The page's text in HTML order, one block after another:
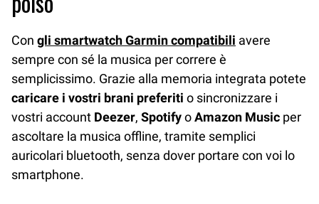
Con gli smartwatch Garmin compatibili avere
sempre con sé la musica per correre è
semplicissimo. Grazie alla memoria integrata potete
caricare i vostri brani preferiti o sincronizzare i
vostri account Deezer, SpotifyoAmazon Music per
ascoltare la musica offline, tramite semplici
auricolari bluetooth, senza dover portare con voi lo
smartphone.